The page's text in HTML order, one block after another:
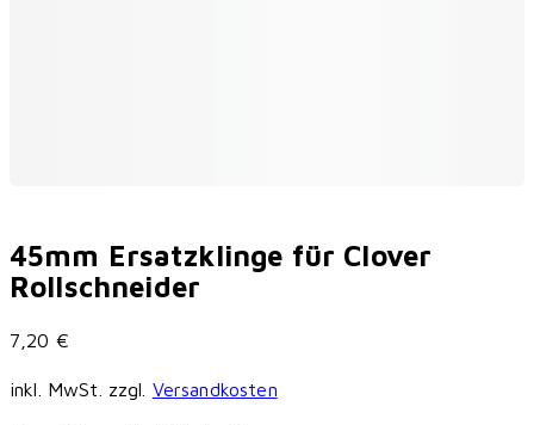
45mm Ersatzklinge für Clover
Rollschneider
7,20 €
inkl. MwSt. zzgl. Versandkosten